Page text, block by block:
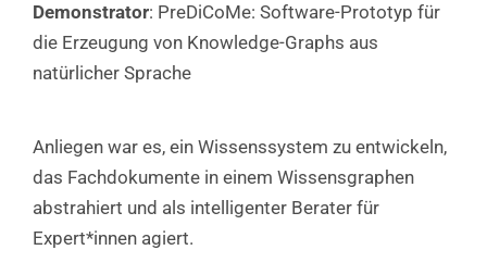
Demonstrator: PreDiCoMe: Software-Prototyp für
die Erzeugung von Knowledge-Graphs aus
natürlicher Sprache
Anliegen war es, ein Wissenssystem zu entwickeln,
das Fachdokumente in einem Wissensgraphen
abstrahiert und als intelligenter Berater für
Expert*innen agiert.